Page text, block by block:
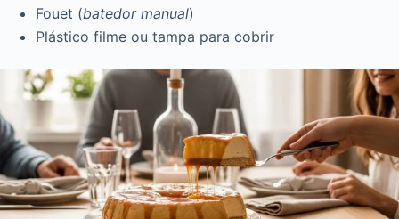
Fouet (batedor manual)
Plástico filme ou tampa para cobrir